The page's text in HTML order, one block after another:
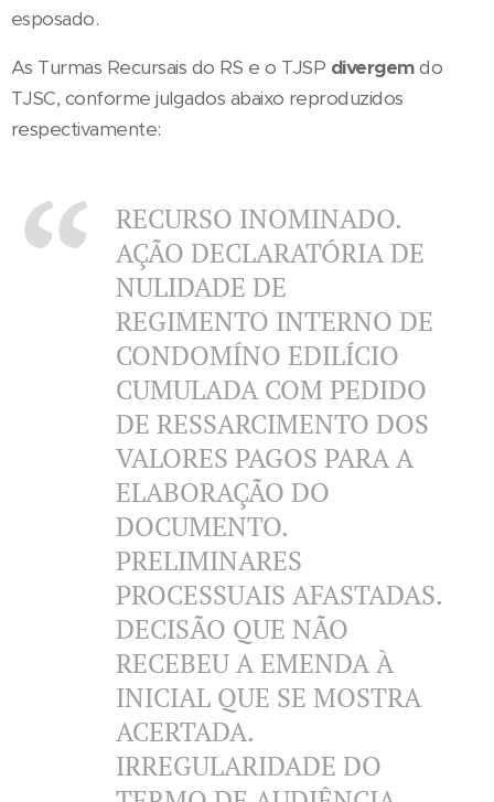
esposado.
As Turmas Recursais do RS e o TJSP divergemdo
TJSC, conforme julgados abaixo reproduzidos
respectivamente:
RECURSO INOMINADO.
AÇÃO DECLARATÓRIA DE
NULIDADE DE
REGIMENTO INTERNO DE
CONDOMÍNO EDILÍCIO
CUMULADA COM PEDIDO
DE RESSARCIMENTO DOS
VALORES PAGOS PARA A
ELABORAÇÃO DO
DOCUMENTO.
PRELIMINARES
PROCESSUAIS AFASTADAS.
DECISÃO QUE NÃO
RECEBEU A EMENDA À
INICIAL QUE SE MOSTRA
ACERTADA.
IRREGULARIDADE DO